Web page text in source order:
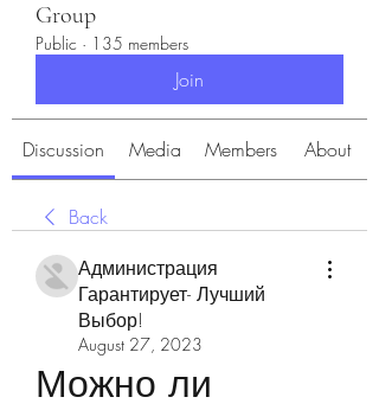
Group
Public · 135 members
Join
Discussion Media Members About
Back
Администрация
Гарантирует- Лучший
Выбор!
August 27, 2023
Можно ли